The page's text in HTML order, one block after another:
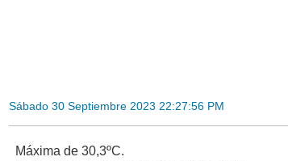
Sábado 30 Septiembre 2023 22:27:56 PM
Máxima de 30,3ºC.